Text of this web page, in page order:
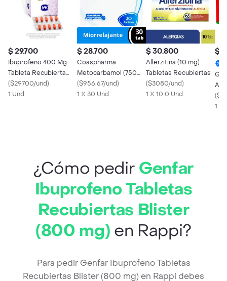
$ 29.700
Ibuprofeno 400 Mg
Tableta Recubierta
Tecnoquímicas
($29700/und)
1 Und
$ 28.700
Coaspharma
Metocarbamol (750
mg) 30 Tabletas
($956.67/und)
1 X 30 Und
$ 30.800
Allerzitina (10 mg)
Tabletas Recubiertas
($3080/und)
1 X 10.0 Und
$
(
1 X
¿Cómo pedir Genfar
Ibuprofeno Tabletas
Recubiertas Blister
(800 mg) en Rappi?
Para pedir Genfar Ibuprofeno Tabletas
Recubiertas Blister (800 mg) en Rappi debes